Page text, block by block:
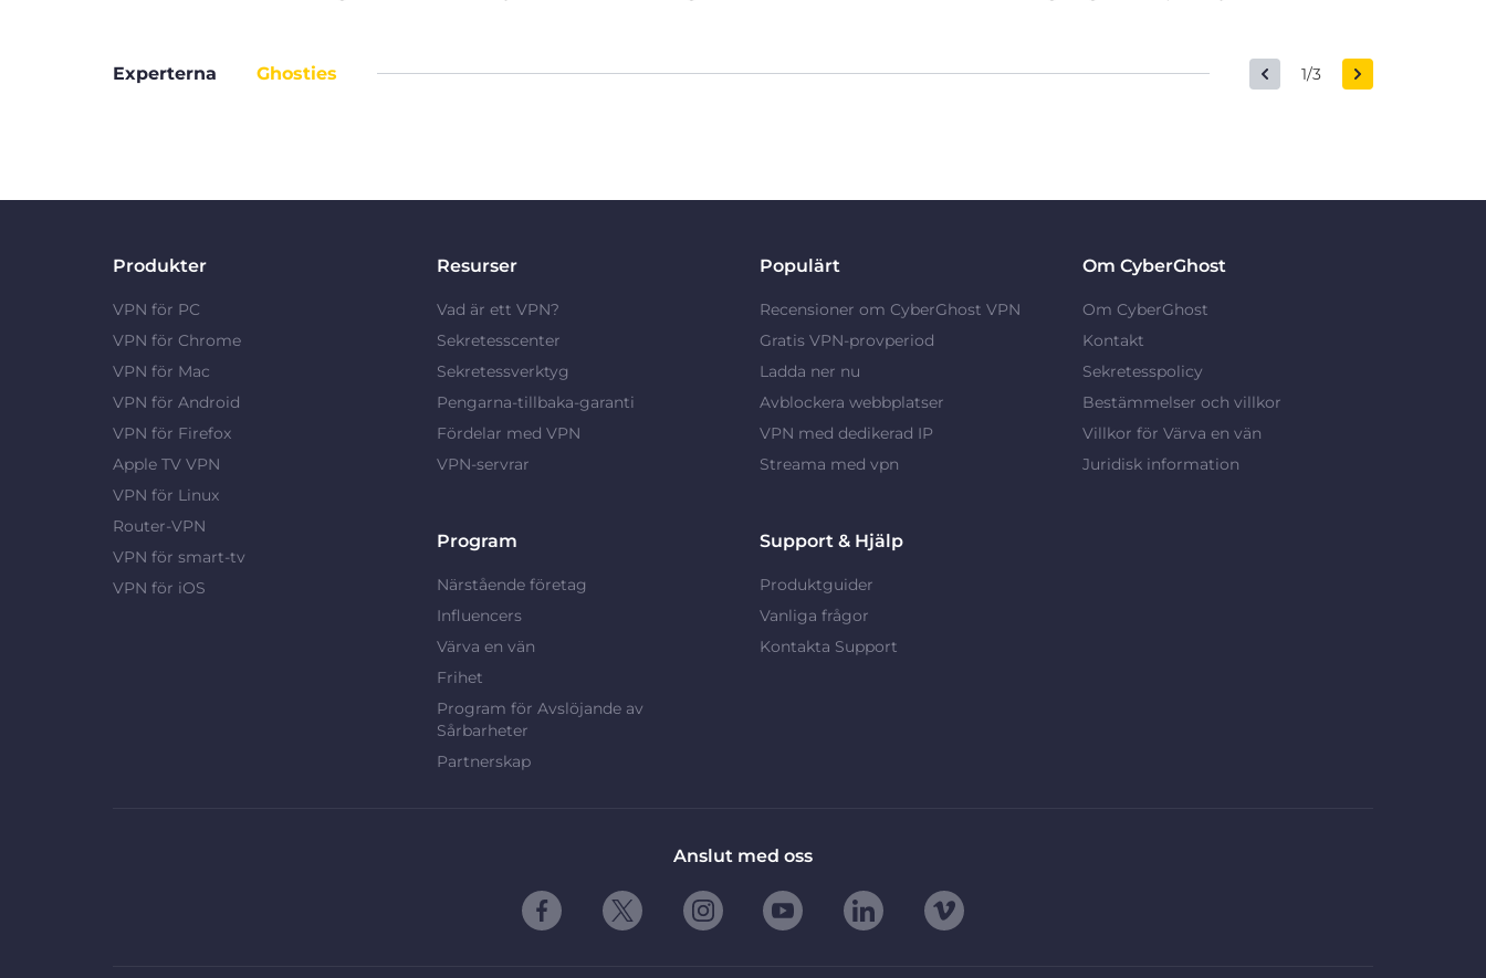
Experterna Ghosties 1/3
Produkter
VPN för PC
VPN för Chrome
VPN för Mac
VPN för Android
VPN för Firefox
Apple TV VPN
VPN för Linux
Router-VPN
VPN för smart-tv
VPN för iOS
Resurser
Vad är ett VPN?
Sekretesscenter
Sekretessverktyg
Pengarna-tillbaka-garanti
Fördelar med VPN
VPN-servrar
Populärt
Recensioner om CyberGhost VPN
Gratis VPN-provperiod
Ladda ner nu
Avblockera webbplatser
VPN med dedikerad IP
Streama med vpn
Om CyberGhost
Om CyberGhost
Kontakt
Sekretesspolicy
Bestämmelser och villkor
Villkor för Värva en vän
Juridisk information
Program
Närstående företag
Influencers
Värva en vän
Frihet
Program för Avslöjande av
Sårbarheter
Partnerskap
Support & Hjälp
Produktguider
Vanliga frågor
Kontakta Support
Anslut med oss